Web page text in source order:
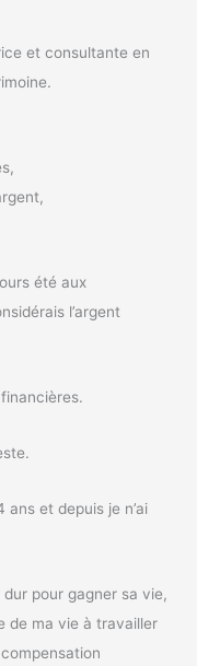
et consultante en
été aux
l’argent
ans et depuis je n’ai
dur pour gagner sa vie,
de ma vie à travailler